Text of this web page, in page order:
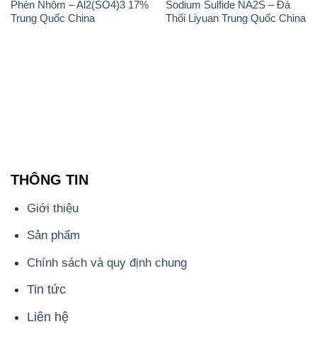
Phèn Nhôm – Al2(SO4)3 17%
Trung Quốc China
Sodium Sulfide NA2S – Đá
Thối Liyuan Trung Quốc China
THÔNG TIN
Giới thiệu
Sản phẩm
Chính sách và quy định chung
Tin tức
Liên hệ